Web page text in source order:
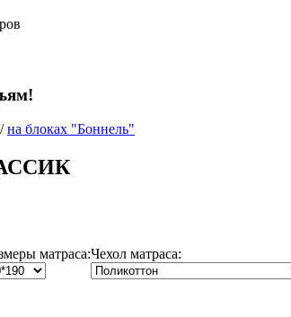
/на блоках "Боннель"
матраса:Чехол матраса: